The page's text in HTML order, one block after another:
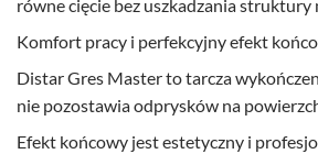
równe cięcie bez uszkadzania struktury
Komfort pracy i perfekcyjny efekt
Distar Gres Master to tarcza
nie pozostawia odprysków na
Efekt końcowy jest estetyczny i